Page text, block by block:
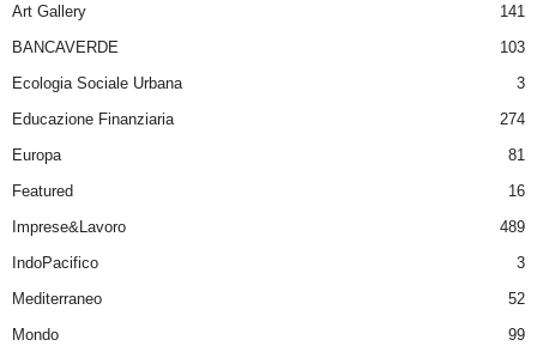
Art Gallery
141
BANCAVERDE
103
Ecologia Sociale Urbana
3
Educazione Finanziaria
274
Europa
81
Featured
16
Imprese&Lavoro
489
IndoPacifico
3
Mediterraneo
52
Mondo
99